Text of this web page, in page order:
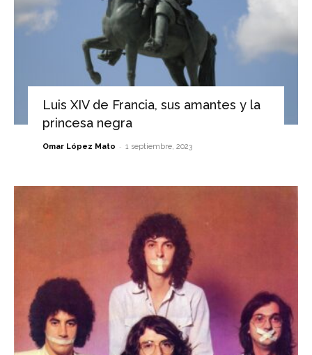
Luis XIV de Francia, sus amantes y la
princesa negra
Omar López Mato - 1 septiembre, 2023